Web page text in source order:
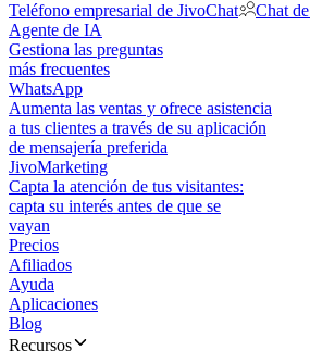
Teléfono empresarial de JivoChat
Chat
Agente de IA
Gestiona las preguntas
más frecuentes
WhatsApp
Aumenta las ventas y ofrece asistencia
a tus clientes a través de su aplicación
de mensajería preferida
JivoMarketing
Capta la atención de tus visitantes:
capta su interés antes de que se
vayan
Precios
Afiliados
Ayuda
Aplicaciones
Blog
Recursos